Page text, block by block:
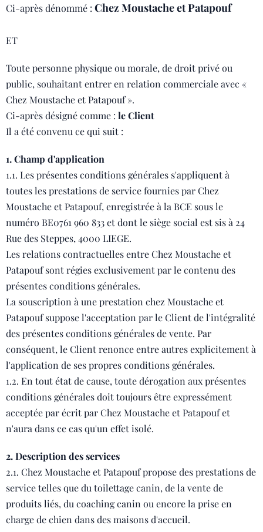
Ci-après dénommé : Chez Moustache et Patapouf
ET
Toute personne physique ou morale, de droit privé ou
public, souhaitant entrer en relation commerciale avec «
Chez Moustache et Patapouf ».
Ci-après désigné comme : le Client
Il a été convenu ce qui suit :
1. Champ d'application
1.1. Les présentes conditions générales s'appliquent à
toutes les prestations de service fournies par Chez
Moustache et Patapouf, enregistrée à la BCE sous le
numéro BE0761 960 833 et dont le siège social est sis à 24
Rue des Steppes, 4000 LIEGE.
Les relations contractuelles entre Chez Moustache et
Patapouf sont régies exclusivement par le contenu des
présentes conditions générales.
La souscription à une prestation chez Moustache et
Patapouf suppose l'acceptation par le Client de l'intégralité
des présentes conditions générales de vente. Par
conséquent, le Client renonce entre autres explicitement à
l'application de ses propres conditions générales.
1.2. En tout état de cause, toute dérogation aux présentes
conditions générales doit toujours être expressément
acceptée par écrit par Chez Moustache et Patapouf et
n'aura dans ce cas qu'un effet isolé.
2. Description des services
2.1. Chez Moustache et Patapouf propose des prestations de
service telles que du toilettage canin, de la vente de
produits liés, du coaching canin ou encore la prise en
charge de chien dans des maisons d'accueil.